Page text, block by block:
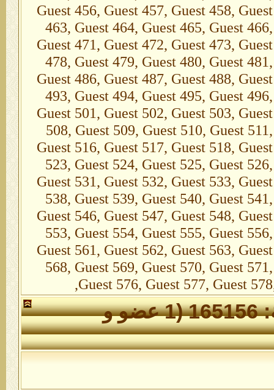
Guest 456, Guest 457, Guest 458,
463, Guest 464, Guest 465, Guest
Guest 471, Guest 472, Guest 473,
478, Guest 479, Guest 480, Guest
Guest 486, Guest 487, Guest 488,
493, Guest 494, Guest 495, Guest
Guest 501, Guest 502, Guest 503,
508, Guest 509, Guest 510, Guest
Guest 516, Guest 517, Guest 518,
523, Guest 524, Guest 525, Guest
Guest 531, Guest 532, Guest 533,
538, Guest 539, Guest 540, Guest
Guest 546, Guest 547, Guest 548,
553, Guest 554, Guest 555, Guest
Guest 561, Guest 562, Guest 563,
568, Guest 569, Guest 570, Guest
Guest 576, Guest 577, Guest
الأعضاء الذين تواجدوا خلال 24 ساعة: 165156 (1 عضو و